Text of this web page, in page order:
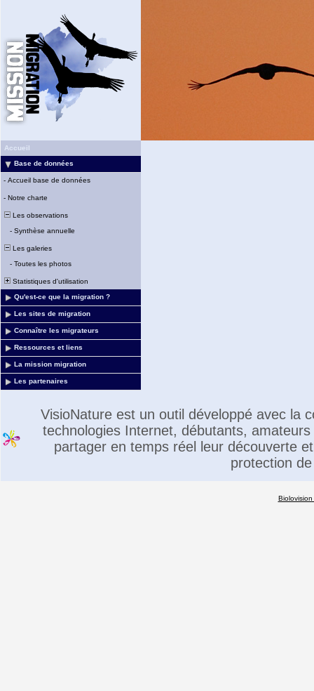
Accueil
Base de données
- Accueil base de données
- Notre charte
Les observations
- Synthèse annuelle
Les galeries
- Toutes les photos
Statistiques d'utilisation
Qu'est-ce que la migration ?
Les sites de migration
Connaître les migrateurs
Ressources et liens
La mission migration
Les partenaires
VisioNature est un outil développé avec la
technologies Internet, débutants,
partager en temps réel leur découverte
protection
Biolovision